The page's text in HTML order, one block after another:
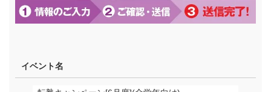
イベント名